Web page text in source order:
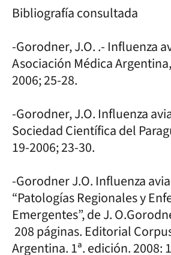
Bibliografía consultada
-Gorodner, J.O. .- Influenza
Asociación Médica
2006; 25-28.
-Gorodner, J.O. Influenza
Sociedad Científica del
19-2006; 23-30.
-Gorodner J.O. Influenza
“Patologías Regionales y
Emergentes”, de J.
208 páginas. Editorial
Argentina. 1ª. edición. 2008: